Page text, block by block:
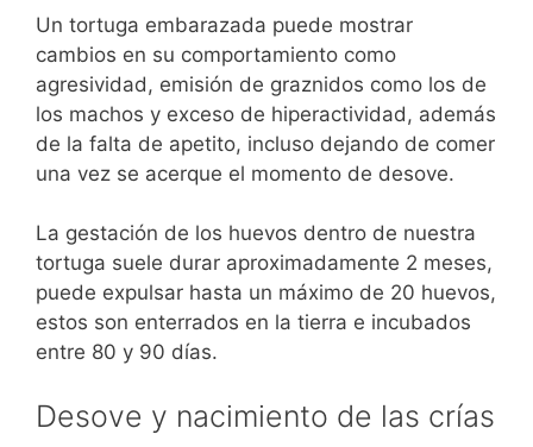
Un tortuga embarazada puede mostrar
cambios en su comportamiento como
agresividad, emisión de graznidos como los de
los machos y exceso de hiperactividad, además
de la falta de apetito, incluso dejando de comer
una vez se acerque el momento de desove.
La gestación de los huevos dentro de nuestra
tortuga suele durar aproximadamente 2 meses,
puede expulsar hasta un máximo de 20 huevos,
estos son enterrados en la tierra e incubados
entre 80 y 90 días.
Desove y nacimiento de las crías